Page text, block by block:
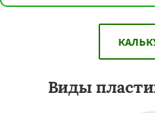
Виды